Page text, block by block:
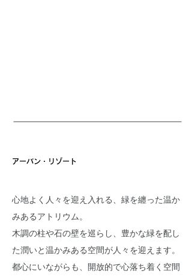
アーバン・リゾート
心地よく人々を迎え入れる、緑を纏った温か
みあるアトリウム。
木調の柱や石の壁を巡らし、豊かな緑を配し
た潤いと温かみある空間が人々を迎えます。
都心にいながらも、開放的で心落ち着く空間